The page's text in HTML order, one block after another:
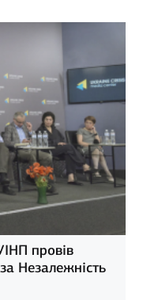
провів
Незалежність